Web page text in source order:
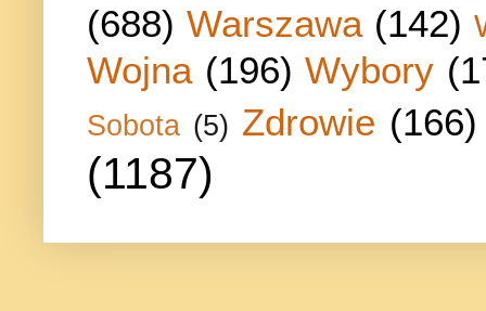
(688) Warszawa (142)
Wojna (196) Wybory
Sobota (5) Zdrowie (166)
(1187)